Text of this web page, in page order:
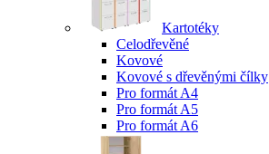
Kartotéky
Celodřevěné
Kovové
Kovové s dřevěnými čílky
Pro formát A4
Pro formát A5
Pro formát A6